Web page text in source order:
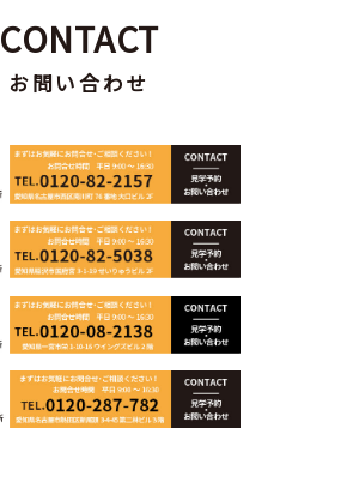
CONTACT
お問い合わせ